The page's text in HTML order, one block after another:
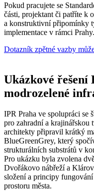
Pokud pracujete se
části, projektant či patříte k
a konstruktivní připomínky
implementace v rámci Prahy.
Dotazník zpětné vazby
Ukázkové řešení
modrozelené
IPR Praha ve spolupráci se
pro zahradní a
architekty připravil krátký
BlueGreenGrey, který
strukturálních substrátů v
Pro ukázku byla zvolena
Dvořákovo nábřeží a
složení a principy
prostoru města.